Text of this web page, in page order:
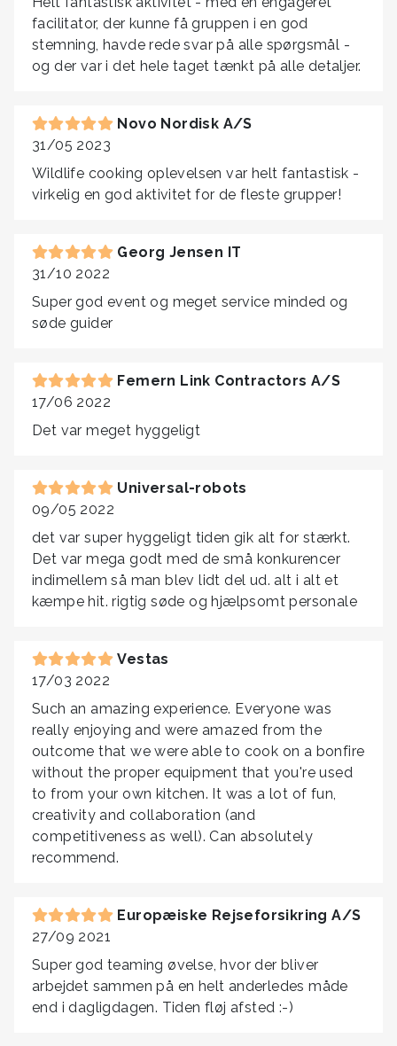
facilitator, der kunne få gruppen i en god
stemning, havde rede svar på alle spørgsmål -
og der var i det hele taget tænkt på alle detaljer.
Novo Nordisk A/S
31/05 2023
Wildlife cooking oplevelsen var helt fantastisk -
virkelig en god aktivitet for de fleste grupper!
Georg Jensen IT
31/10 2022
Super god event og meget service minded og
søde guider
Femern Link Contractors A/S
17/06 2022
Det var meget hyggeligt
Universal-robots
09/05 2022
det var super hyggeligt tiden gik alt for stærkt.
Det var mega godt med de små konkurencer
indimellem så man blev lidt del ud. alt i alt et
kæmpe hit. rigtig søde og hjælpsomt personale
Vestas
17/03 2022
Such an amazing experience. Everyone was
really enjoying and were amazed from the
outcome that we were able to cook on a bonfire
without the proper equipment that you're used
to from your own kitchen. It was a lot of fun,
creativity and collaboration (and
competitiveness as well). Can absolutely
recommend.
Europæiske Rejseforsikring A/S
27/09 2021
Super god teaming øvelse, hvor der bliver
arbejdet sammen på en helt anderledes måde
end i dagligdagen. Tiden fløj afsted :-)